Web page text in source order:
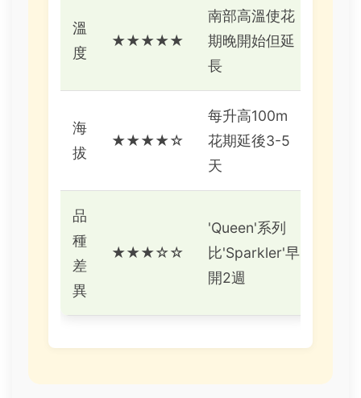
溫
度
★★★★★
南部高溫使花
期晚開始但延
長
海
拔
★★★★☆
每升高100m
花期延後3-5
天
品
種
差
異
★★★☆☆
'Queen'系列
比'Sparkler'早
開2週